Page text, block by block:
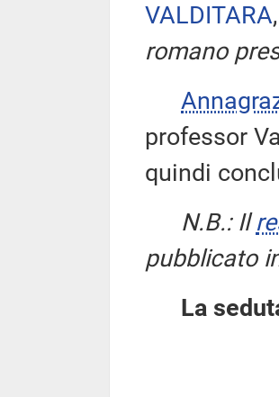
VALDITARA
romano
professor
quindi
N.B.: Il
pubblicato
La